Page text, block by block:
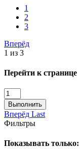
1
2
3
Вперёд
1 из 3
Перейти к странице
Выполнить
Вперёд Last
Фильтры
Показывать только: